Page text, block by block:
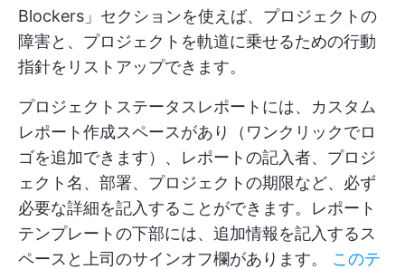
Blockers」セクションを使えば、プロジェクトの
障害と、プロジェクトを軌道に乗せるための行動
指針をリストアップできます。
プロジェクトステータスレポートには、カスタム
レポート作成スペースがあり（ワンクリックでロ
ゴを追加できます）、レポートの記入者、プロジ
ェクト名、部署、プロジェクトの期限など、必ず
必要な詳細を記入することができます。レポート
テンプレートの下部には、追加情報を記入するス
ペースと上司のサインオフ欄があります。 このテ